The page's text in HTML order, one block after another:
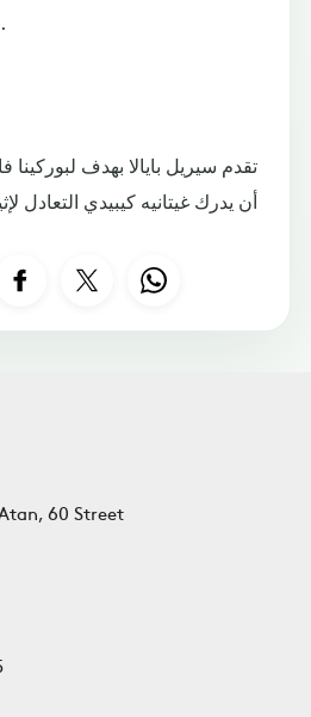
المجموعة بنقطة واحدة.
أن يدرك غيتانيه كيبيدي التعادل
60 Street